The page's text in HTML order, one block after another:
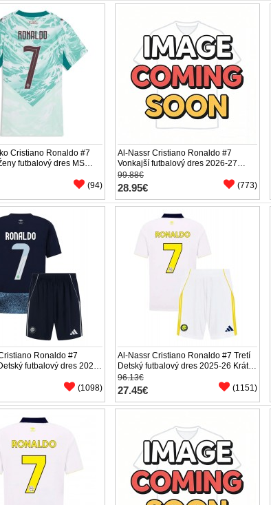
Cristiano Ronaldo #7
futbalový dres MS
Rukáv
(94)
Al-Nassr Cristiano Ronaldo #7
Vonkajší futbalový dres 2026-27
Krátky Rukáv
99.88€
28.95€ (773)
Ronaldo #7
futbalový dres 2025-
(+ trenírky)
(1098)
Al-Nassr Cristiano Ronaldo #7 Tretí
Detský futbalový dres 2025-26 Krátky
Rukáv (+ trenírky)
96.13€
27.45€ (1151)